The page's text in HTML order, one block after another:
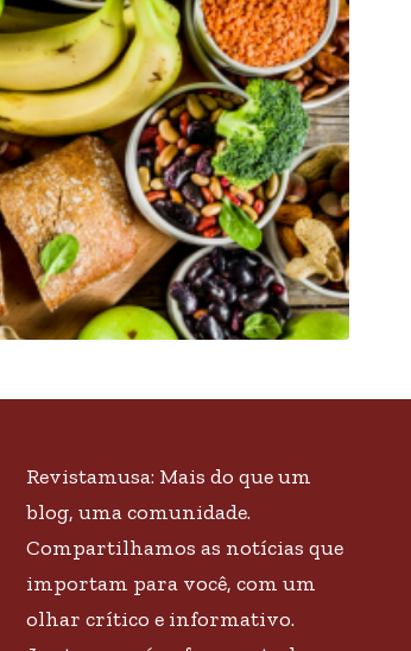
Revistamusa: Mais do que um
blog, uma comunidade.
Compartilhamos as notícias que
importam para você, com um
olhar crítico e informativo.